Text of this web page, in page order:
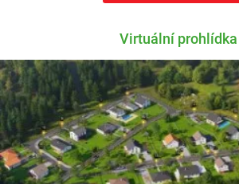
Virtuální prohlídka